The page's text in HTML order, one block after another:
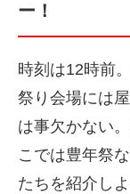
ー！
時刻は12時前
祭り会場には
は事欠かない
こでは豊年祭
たちを紹介し